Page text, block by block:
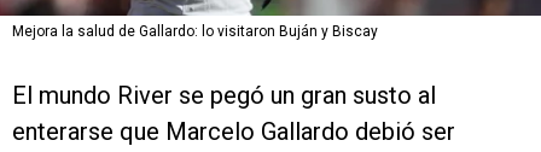
Mejora la salud de Gallardo: lo visitaron Buján y Biscay
El mundo River se pegó un gran susto al
enterarse que Marcelo Gallardo debió ser